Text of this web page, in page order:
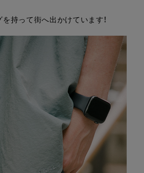
持って街へ出かけています！